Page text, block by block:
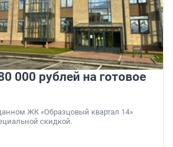
000 рублей на готовое
ЖК «Образцовый квартал 14»
скидкой.